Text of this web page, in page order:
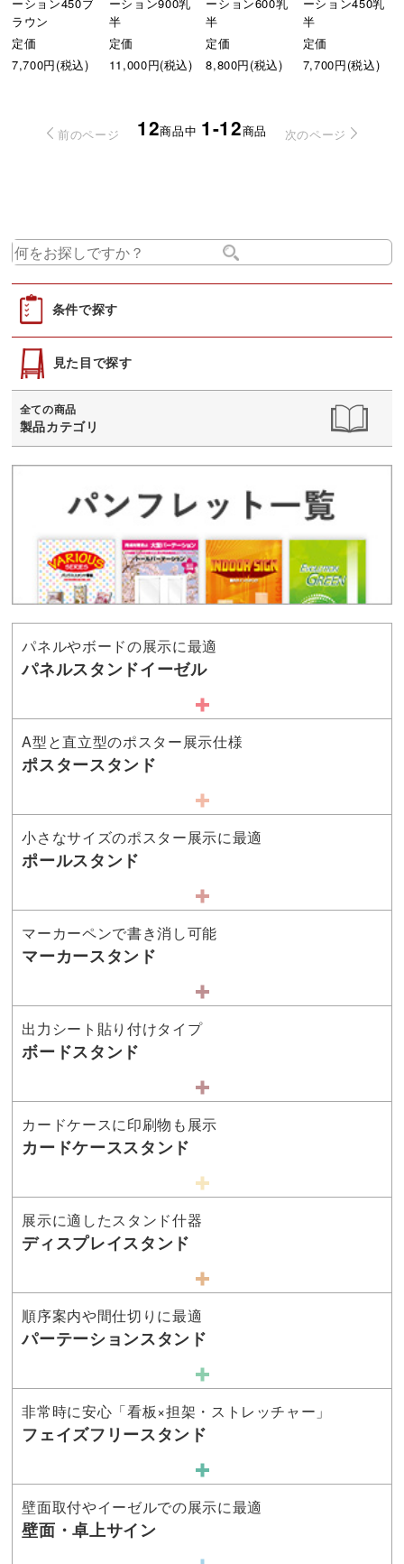
ーション450ブ
ラウン
定価
7,700円(税込)
ーション900乳
半
定価
11,000円(税込)
ーション600乳
半
定価
8,800円(税込)
ーション450乳
半
定価
7,700円(税込)
前のページ 12商品中 1-12商品 次のページ
条件で探す
見た目で探す
全ての商品
製品カテゴリ
パネルやボードの展示に最適
パネルスタンドイーゼル
A型と直立型のポスター展示仕様
ポスタースタンド
小さなサイズのポスター展示に最適
ポールスタンド
マーカーペンで書き消し可能
マーカースタンド
出力シート貼り付けタイプ
ボードスタンド
カードケースに印刷物も展示
カードケーススタンド
展示に適したスタンド什器
ディスプレイスタンド
順序案内や間仕切りに最適
パーテーションスタンド
非常時に安心「看板×担架・ストレッチャー」
フェイズフリースタンド
壁面取付やイーゼルでの展示に最適
壁面・卓上サイン